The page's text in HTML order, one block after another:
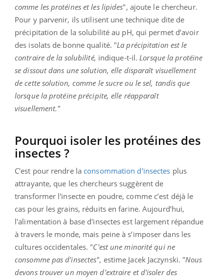
comme les protéines et les lipides", ajoute le chercheur.
Pour y parvenir, ils utilisent une technique dite de
précipitation de la solubilité au pH, qui permet d’avoir
des isolats de bonne qualité. "La précipitation est le
contraire de la solubilité, indique-t-il. Lorsque la protéine
se dissout dans une solution, elle disparaît visuellement
de cette solution, comme le sucre ou le sel, tandis que
lorsque la protéine précipite, elle réapparaît
visuellement."
Pourquoi isoler les protéines des
insectes ?
C'est pour rendre la consommation d'insectes plus
attrayante, que les chercheurs suggèrent de
transformer l'insecte en poudre, comme c’est déjà le
cas pour les grains, réduits en farine. Aujourd’hui,
l'alimentation à base d'insectes est largement répandue
à travers le monde, mais peine à s’imposer dans les
cultures occidentales. "C'est une minorité qui ne
consomme pas d’insectes", estime Jacek Jaczynski. "Nous
devons trouver un moyen d'extraire et d'isoler des